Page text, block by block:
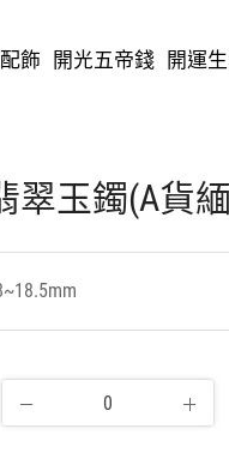
飾 開光五帝錢 開運
翠玉鐲(A貨